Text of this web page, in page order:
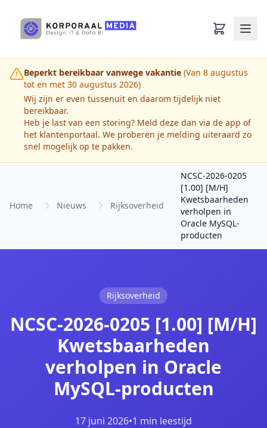
Beperkt bereikbaar vanwege vakantie (Van 8 augustus
tot en met 30 augustus 2026)
Wij zijn er even tussenuit en daarom tijdelijk niet
bereikbaar.
Heb je last van een storing? Meld deze dan via de app of
het klantenportaal. We proberen je melding uiteraard zo
snel mogelijk op te pakken.
Home Nieuws Rijksoverheid
NCSC-2026-0205
[1.00] [M/H]
Kwetsbaarheden
verholpen in
Oracle MySQL-
producten
Rijksoverheid
NCSC-2026-0205 [1.00] [M/H]
Kwetsbaarheden
verholpen in Oracle
MySQL-producten
17 juni 2026•1 min leestijd